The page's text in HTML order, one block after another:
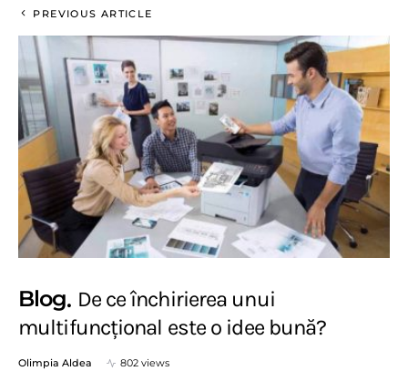
PREVIOUS ARTICLE
Blog De ce închirierea unui
multifuncțional este o idee bună?
Olimpia Aldea 802 views